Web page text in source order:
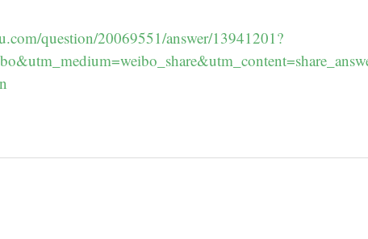
question/20069551/answer/13941201?